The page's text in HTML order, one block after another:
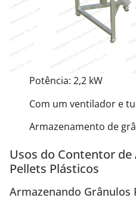
Potência: 2,2 kW
Com um ventilador e
Armazenamento de
Usos do Contentor
Pellets Plásticos
Armazenando Grânulos